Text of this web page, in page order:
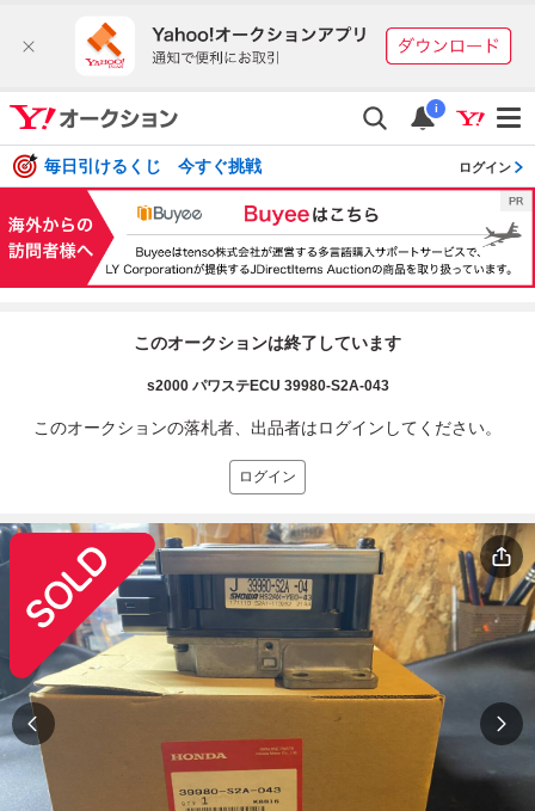
i
毎日引けるくじ 今すぐ挑戦 ログイン
このオークションは終了しています
s2000 パワステECU 39980-S2A-043
このオークションの落札者、出品者はログインしてください。
ログイン